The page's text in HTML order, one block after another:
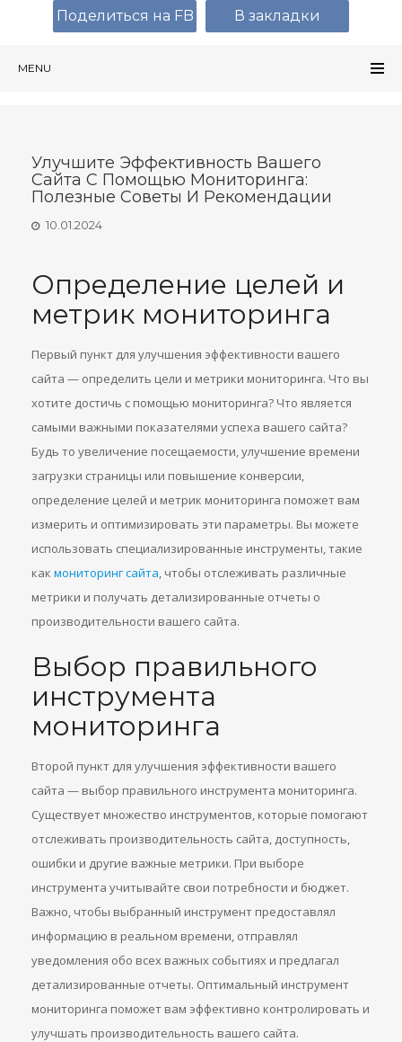
MENU
Улучшите Эффективность Вашего
Сайта С Помощью Мониторинга:
Полезные Советы И Рекомендации
10.01.2024
Определение целей и
метрик мониторинга
Первый пункт для улучшения эффективности вашего
сайта — определить цели и метрики мониторинга. Что вы
хотите достичь с помощью мониторинга? Что является
самыми важными показателями успеха вашего сайта?
Будь то увеличение посещаемости, улучшение времени
загрузки страницы или повышение конверсии,
определение целей и метрик мониторинга поможет вам
измерить и оптимизировать эти параметры. Вы можете
использовать специализированные инструменты, такие
как мониторинг сайта, чтобы отслеживать различные
метрики и получать детализированные отчеты о
производительности вашего сайта.
Выбор правильного
инструмента
мониторинга
Второй пункт для улучшения эффективности вашего
сайта — выбор правильного инструмента мониторинга.
Существует множество инструментов, которые помогают
отслеживать производительность сайта, доступность,
ошибки и другие важные метрики. При выборе
инструмента учитывайте свои потребности и бюджет.
Важно, чтобы выбранный инструмент предоставлял
информацию в реальном времени, отправлял
уведомления обо всех важных событиях и предлагал
детализированные отчеты. Оптимальный инструмент
мониторинга поможет вам эффективно контролировать и
улучшать производительность вашего сайта.
Поделиться на FB В закладки